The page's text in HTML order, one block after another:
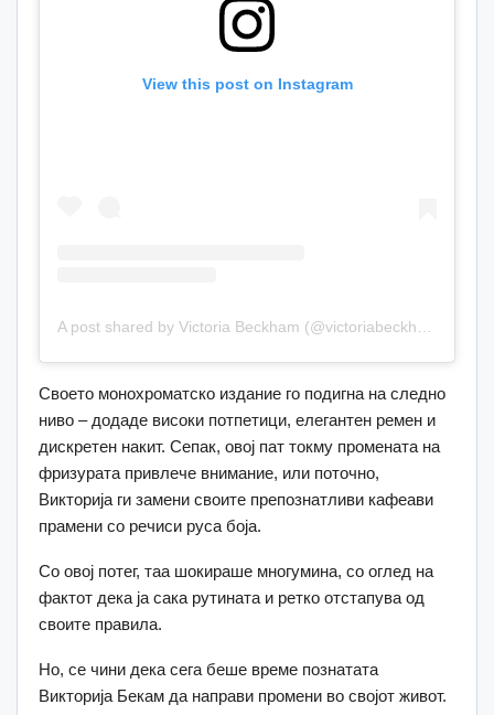
View this post on Instagram
A post shared by Victoria Beckham (@victoriabeckham)
Своето монохроматско издание го подигна на следно
ниво – додаде високи потпетици, елегантен ремен и
дискретен накит. Сепак, овој пат токму промената на
фризурата привлече внимание, или поточно,
Викторија ги замени своите препознатливи кафеави
прамени со речиси руса боја.
Со овој потег, таа шокираше многумина, со оглед на
фактот дека ја сака рутината и ретко отстапува од
своите правила.
Но, се чини дека сега беше време познатата
Викторија Бекам да направи промени во својот живот.